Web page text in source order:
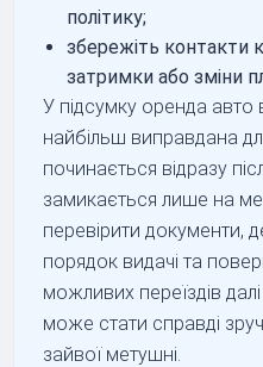
політику;
збережіть контакти
затримки або зміни
У підсумку оренда
найбільш виправдана
починається відразу
замикається лише на
перевірити документи,
порядок видачі та
можливих переїздів
може стати справді
зайвої метушні.